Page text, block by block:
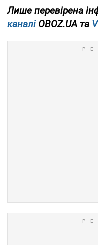
Лише перевірена
каналіOBOZ.UA та